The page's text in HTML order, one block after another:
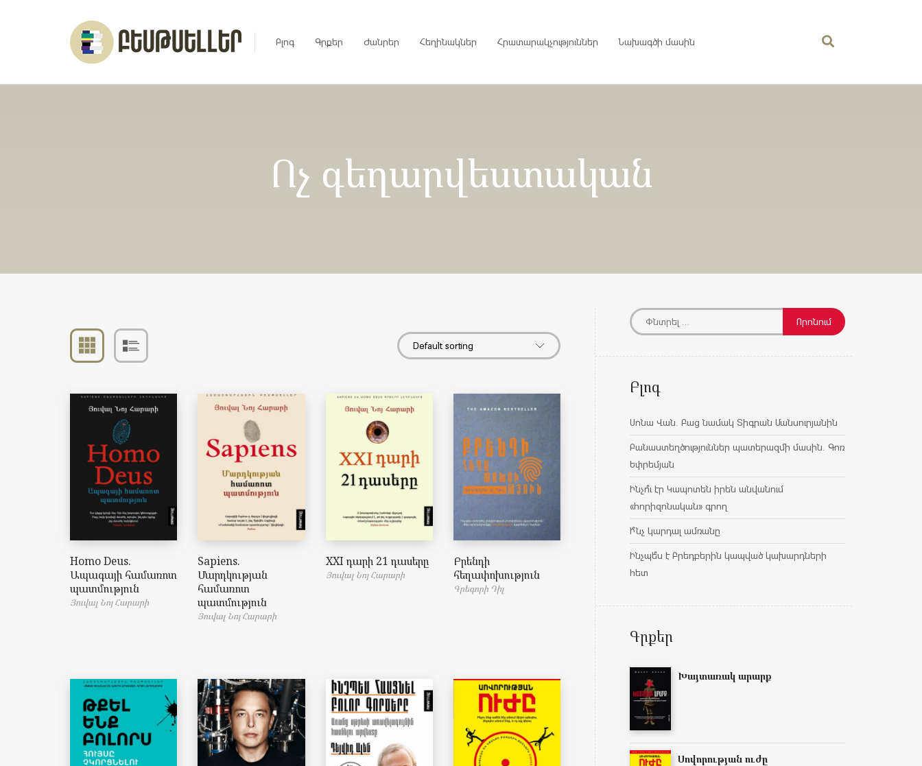
Բլոգ
Հոդվածներ
Գրքեր Ժանրեր Հեղինակներ Հրատարակչություններ Նախագծի մասին
Ոչ գեղարվեստական
Homo Deus.
Ապագայի համառոտ
պատմություն
Յուվալ Նոյ Հարարի
Sapiens.
Մարդկության
համառոտ
պատմություն
Յուվալ Նոյ Հարարի
XXI դարի 21 դասերը
Յուվալ Նոյ Հարարի
Բրենդի
հեղափոխություն
Գրեգորի Դիլ
Բլոգ
Սոնա Վան. Բաց նամակ Տիգրան Մանսուրյանին
Բանաստեղծություններ պատերազմի մասին. Գոռ
Եփրեմյան
Ինչո՞ւ էր Կապոտեն իրեն անվանում
«հորիզոնական» գրող
Ի՞նչ կարդալ ամռանը
Ինչպե՞ս է Բրեդբերին կապված կախարդների
հետ
Գրքեր
Խայտառակ արարք
Սովորության ուժը